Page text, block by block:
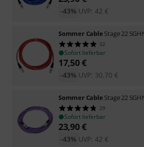
UVP: 42 €
-43%
Sommer Cable Stage 22
32
Sofort lieferbar
17,50€
UVP: 30,70 €
-43%
Sommer Cable Stage 22
29
Sofort lieferbar
23,90€
UVP: 42 €
-43%